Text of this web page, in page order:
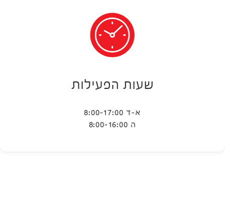
שעות הפעילות
א-ד 8:00-17:00
ה 8:00-16:00